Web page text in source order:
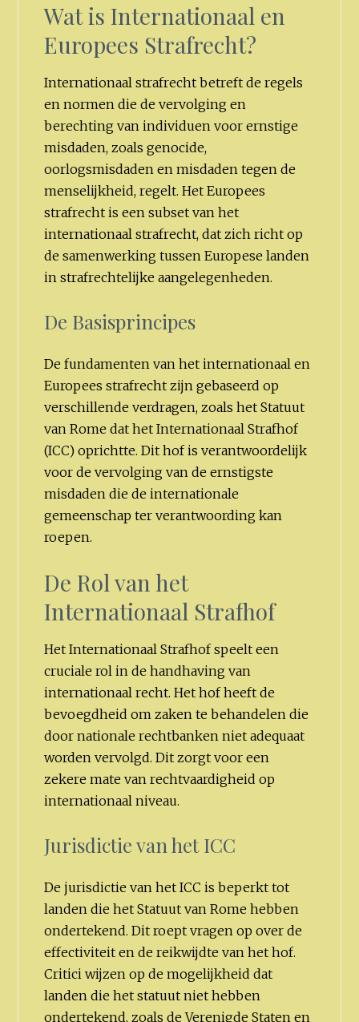
Wat is Internationaal en
Europees Strafrecht?
Internationaal strafrecht betreft de regels
en normen die de vervolging en
berechting van individuen voor ernstige
misdaden, zoals genocide,
oorlogsmisdaden en misdaden tegen de
menselijkheid, regelt. Het Europees
strafrecht is een subset van het
internationaal strafrecht, dat zich richt op
de samenwerking tussen Europese landen
in strafrechtelijke aangelegenheden.
De Basisprincipes
De fundamenten van het internationaal en
Europees strafrecht zijn gebaseerd op
verschillende verdragen, zoals het Statuut
van Rome dat het Internationaal Strafhof
(ICC) oprichtte. Dit hof is verantwoordelijk
voor de vervolging van de ernstigste
misdaden die de internationale
gemeenschap ter verantwoording kan
roepen.
De Rol van het
Internationaal Strafhof
Het Internationaal Strafhof speelt een
cruciale rol in de handhaving van
internationaal recht. Het hof heeft de
bevoegdheid om zaken te behandelen die
door nationale rechtbanken niet adequaat
worden vervolgd. Dit zorgt voor een
zekere mate van rechtvaardigheid op
internationaal niveau.
Jurisdictie van het ICC
De jurisdictie van het ICC is beperkt tot
landen die het Statuut van Rome hebben
ondertekend. Dit roept vragen op over de
effectiviteit en de reikwijdte van het hof.
Critici wijzen op de mogelijkheid dat
landen die het statuut niet hebben
ondertekend, zoals de Verenigde Staten en